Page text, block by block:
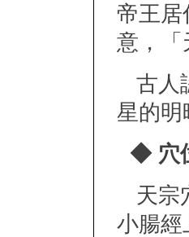
帝王
意，「
古人
星的明
◆ 穴
天宗
小腸經